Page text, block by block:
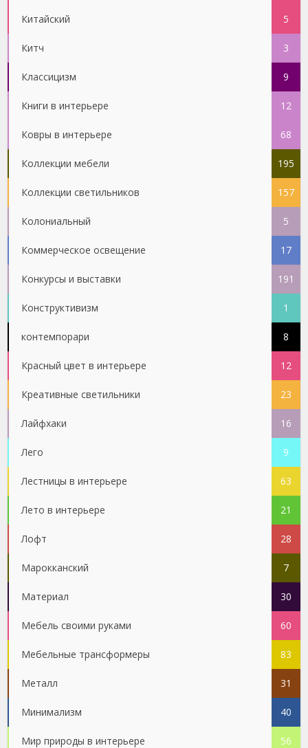
Китайский 5
Китч 3
Классицизм 9
Книги в интерьере 12
Ковры в интерьере 68
Коллекции мебели 195
Коллекции светильников 157
Колониальный 5
Коммерческое освещение 17
Конкурсы и выставки 191
Конструктивизм 1
контемпорари 8
Красный цвет в интерьере 12
Креативные светильники 23
Лайфхаки 16
Лего 9
Лестницы в интерьере 63
Лето в интерьере 21
Лофт 28
Марокканский 7
Материал 30
Мебель своими руками 60
Мебельные трансформеры 83
Металл 31
Минимализм 40
Мир природы в интерьере 56